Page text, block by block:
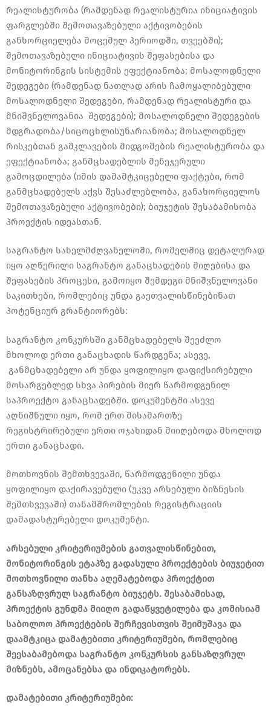
რეალისტურობა (რამდენად რეალისტურია ინიციატივის
ფარგლებში შემოთავაზებული აქტივობების
განხორციელება მოცემულ პერიოდში, თვეებში);
შემოთავაზებული ინიციატივის შეფასებისა და
მონიტორინგის სისტემის ეფექტიანობა; მოსალოდნელი
შედეგები (რამდენად ნათლად არის ჩამოყალიბებული
მოსალოდნელი შედეგები, რამდენად რეალისტური და
მნიშვნელოვანია შედეგები); მოსალოდნელი შედეგების
მდგრადობა/სიცოცხლისუნარიანობა; მოსალოდნელ
რისკებთან გამკლავების მიდგომების რეალისტურობა და
ეფექტიანობა; განმცხადებლის მენეჯერული
გამოცდილება (იმის დამამტკიცებელი ფაქტები, რომ
განმცხადებელს აქვს შესაძლებლობა, განახორციელოს
შემოთავაზებული აქტივობები); ბიუჯეტის შესაბამისობა
პროექტის იდეასთან.
საგრანტო სახელმძღვანელოში, რომელშიც დეტალურად
იყო აღწერილი საგრანტო განაცხადების მიღებისა და
შეფასების პროცესი, გამოიყო შემდეგი მნიშვნელოვანი
საკითხები, რომლებიც უნდა გაეთვალისწინებინათ
პოტენციურ გრანტიორებს:
საგრანტო კონკურსში განმცხადებელს შეეძლო
მხოლოდ ერთი განაცხადის წარდგენა; ასევე,
განმცხადებელი არ უნდა ყოფილიყო დაფიქსირებული
მოსარგებლედ სხვა პირების მიერ წარმოდგენილ
საპროექტო განაცხადებში. დოკუმენტში ასევე
აღნიშნული იყო, რომ ერთ მისამართზე
რეგისტრირებული ერთი ოჯახიდან მიიღებოდა მხოლოდ
ერთი განაცხადი.
მოთხოვნის შემთხვევაში, წარმოდგენილი უნდა
ყოფილიყო დაქირავებული (უკვე არსებული ბიზნესის
შემთხვევაში) თანამშრომლების რეგისტრაციის
დამადასტურებელი დოკუმენტი.
არსებული კრიტერიუმების გათვალისწინებით,
მონიტორინგის ეტაპზე გადასული პროექტების ბიუჯეტით
მოთხოვნილი თანხა აღემატებოდა პროექტით
განსაზღვრულ საგრანტო ბიუჯეტს. შესაბამისად,
პროექტის გუნდმა მიიღო გადაწყვეტილება და კომისიამ
საბოლოო პროექტების შერჩევისთვის შეიმუშავა და
დაამტკიცა დამატებითი კრიტერიუმები, რომლებიც
შეესაბამებოდა საგრანტო კონკურსის განსაზღვრულ
მიზნებს, ამოცანებსა და ინდიკატორებს.
დამატებითი კრიტერიუმები: